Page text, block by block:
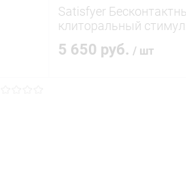
Satisfyer
клиторальный
Haute Couture Luxury
5 650 руб. / шт